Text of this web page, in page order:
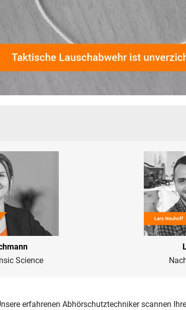
Science
erfahrenen Abhörschutztechniker scannen